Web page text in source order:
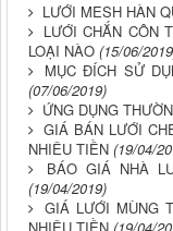
LƯỚI MESH HÀN
LƯỚI CHẮN CÔN
LOẠI NÀO (15/06/
MỤC ĐÍCH SỬ
(07/06/2019)
ỨNG DỤNG
GIÁ BÁN LƯỚI
NHIÊU TIỀN (19/04/
BÁO GIÁ NHÀ
(19/04/2019)
GIÁ LƯỚI MÙNG